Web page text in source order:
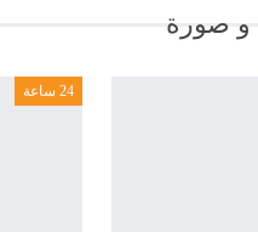
صورة
24 ساعة